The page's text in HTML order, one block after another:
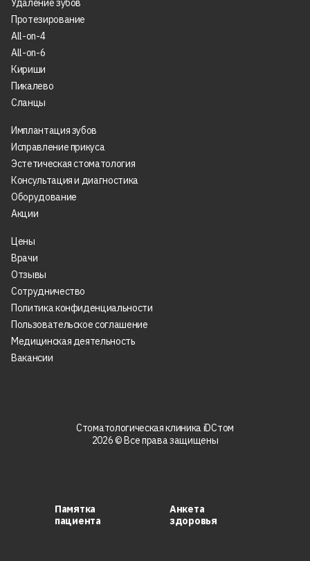
Удаление зубов
Протезирование
All-on-4
All-on-6
Кириши
Пикалево
Сланцы
Имплантация зубов
Исправление прикуса
Эстетическая стоматология
Консультация и диагностика
Оборудование
Акции
Цены
Врачи
Отзывы
Сотрудничество
Политика конфиденциальности
Пользовательское соглашение
Медицинская деятельность
Вакансии
Стоматологическая клиника iDСтом
2026 © Все права защищены
Памятка
пациента
Анкета
здоровья